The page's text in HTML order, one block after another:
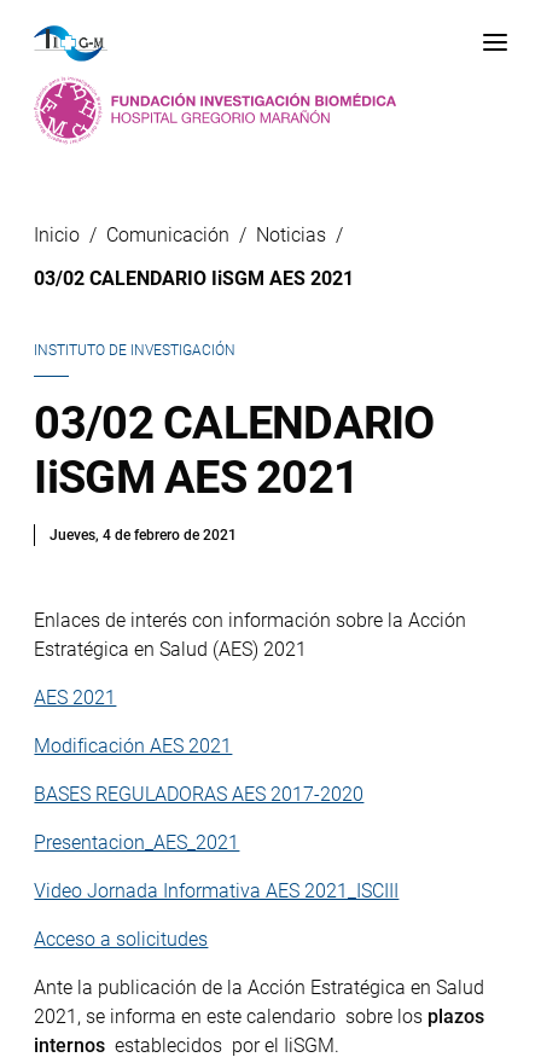
Inicio Comunicación
Noticias
03/02 CALENDARIO IiSGM AES 2021
INSTITUTO DE INVESTIGACIÓN
03/02 CALENDARIO
IiSGM AES 2021
Jueves, 4 de febrero de 2021
Enlaces de interés con información sobre la Acción
Estratégica en Salud (AES) 2021
AES 2021
Modificación AES 2021
BASES REGULADORAS AES 2017-2020
Presentacion_AES_2021
Video Jornada Informativa AES 2021_ISCIII
Acceso a solicitudes
Ante la publicación de la Acción Estratégica en Salud
2021, se informa en este calendario sobre los plazos
internos establecidos por el IiSGM.